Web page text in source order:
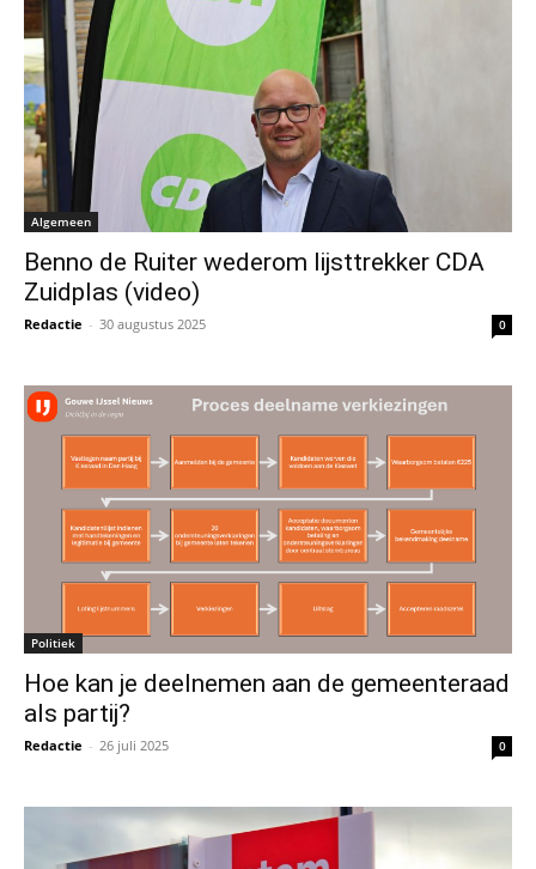
Algemeen
Benno de Ruiter wederom lijsttrekker CDA
Zuidplas (video)
Redactie - 30 augustus 2025 0
Politiek
Hoe kan je deelnemen aan de gemeenteraad
als partij?
Redactie - 26 juli 2025 0